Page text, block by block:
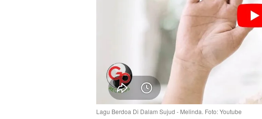
Lagu Berdoa Di Dalam Sujud - Melinda. Foto: Youtube